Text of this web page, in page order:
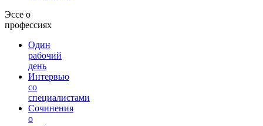
Эссе о
профессиях
Один
рабочий
день
Интервью
со
специалистами
Сочинения
о